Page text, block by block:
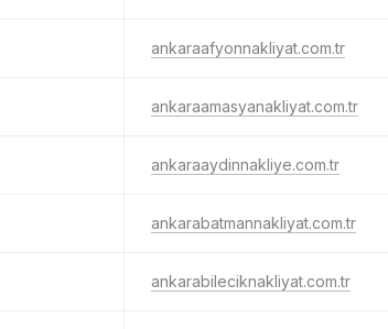
ankaraafyonnakliyat.com.tr
ankaraamasyanakliyat.com.tr
ankaraaydinnakliye.com.tr
ankarabatmannakliyat.com.tr
ankarabileciknakliyat.com.tr